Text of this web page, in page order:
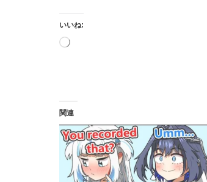
いいね:
読
み
関連